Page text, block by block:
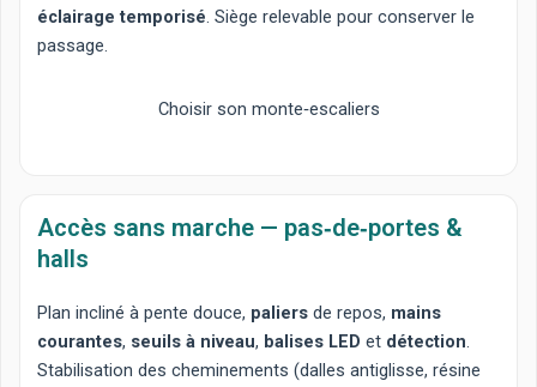
éclairage temporisé. Siège relevable pour conserver le
passage.
Choisir son monte‑escaliers
Accès sans marche — pas‑de‑portes &
halls
Plan incliné à pente douce, paliers de repos, mains
courantes, seuils à niveau, balises LED et détection.
Stabilisation des cheminements (dalles antiglisse, résine